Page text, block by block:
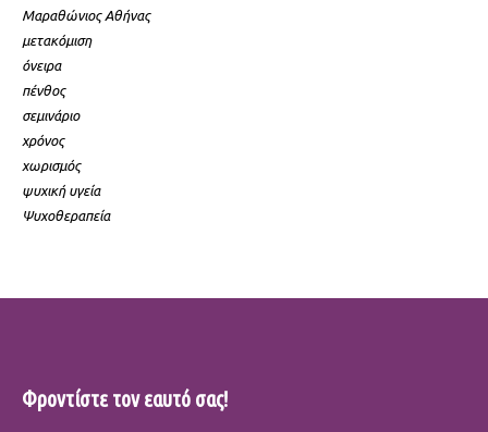
Μαραθώνιος Αθήνας
μετακόμιση
όνειρα
πένθος
σεμινάριο
χρόνος
χωρισμός
ψυχική υγεία
Ψυχοθεραπεία
Φροντίστε τον εαυτό σας!